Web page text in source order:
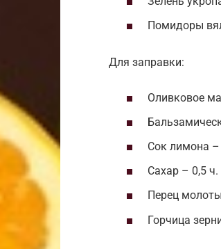
Помидоры
Для заправки:
Оливковое
Сок лимона –
Сахар – 0,5 ч.
Перец
Горчица